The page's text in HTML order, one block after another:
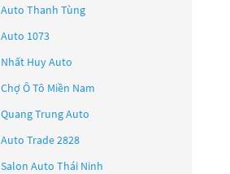
Auto Thanh Tùng
Auto 1073
Nhất Huy Auto
Chợ Ô Tô Miền Nam
Quang Trung Auto
Auto Trade 2828
Salon Auto Thái Ninh